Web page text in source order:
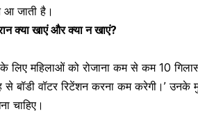
जाती है।
क्या खाएं और क्या न खाएं?
महिलाओं को रोजाना कम से कम 10 गिलास
से बॉडी वॉटर रिटेंशन करना कम करेगी।’ उनके
चाहिए।